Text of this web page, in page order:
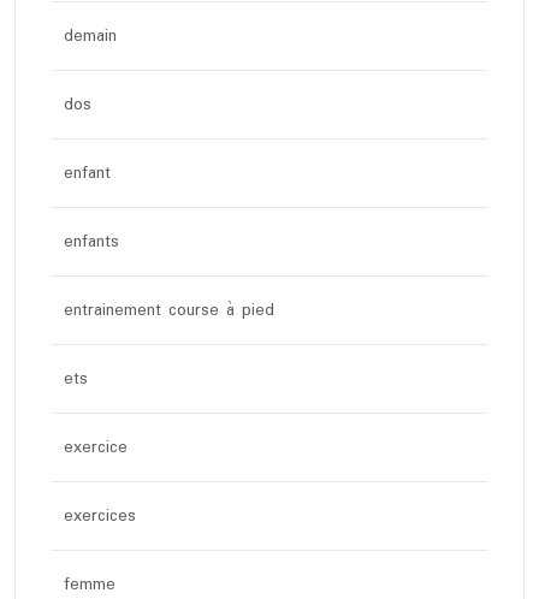
demain
dos
enfant
enfants
entrainement course à pied
ets
exercice
exercices
femme